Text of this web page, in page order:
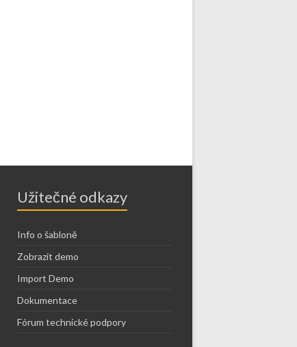
Užitečné odkazy
Info o šabloně
Zobrazit demo
Import Demo
Dokumentace
Fórum technické podpory